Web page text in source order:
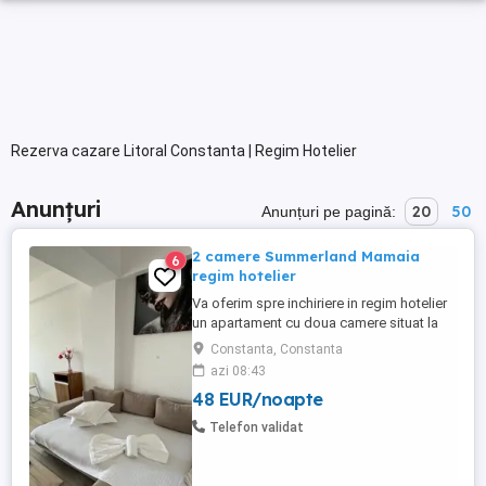
Rezerva cazare Litoral Constanta | Regim Hotelier
Anunțuri Anunțuri pe pagină: 20 50
6
2 camere Summerland Mamaia
regim hotelier
Va oferim spre inchiriere in regim hotelier
un apartament cu doua camere situat la
Summerland Residence - Mamaia
Apartamentul are o suprafata de 65 mp si
este compus din living cu canapea
extensibilă și dormitor cu pat matrimonial,
avand balcon propriu dotat cu mobilier de
Constanta, Constanta
azi 08:43
48 EUR/noapte
Telefon validat